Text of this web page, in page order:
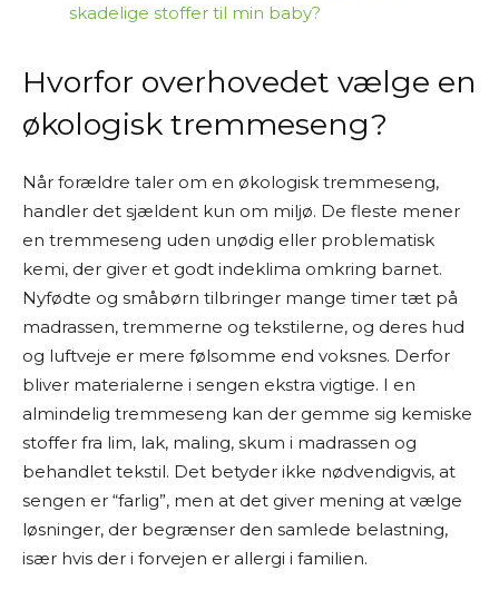
skadelige stoffer til min baby?
Hvorfor overhovedet vælge en
økologisk tremmeseng?
Når forældre taler om en økologisk tremmeseng,
handler det sjældent kun om miljø. De fleste mener
en tremmeseng uden unødig eller problematisk
kemi, der giver et godt indeklima omkring barnet.
Nyfødte og småbørn tilbringer mange timer tæt på
madrassen, tremmerne og tekstilerne, og deres hud
og luftveje er mere følsomme end voksnes. Derfor
bliver materialerne i sengen ekstra vigtige. I en
almindelig tremmeseng kan der gemme sig kemiske
stoffer fra lim, lak, maling, skum i madrassen og
behandlet tekstil. Det betyder ikke nødvendigvis, at
sengen er “farlig”, men at det giver mening at vælge
løsninger, der begrænser den samlede belastning,
især hvis der i forvejen er allergi i familien.